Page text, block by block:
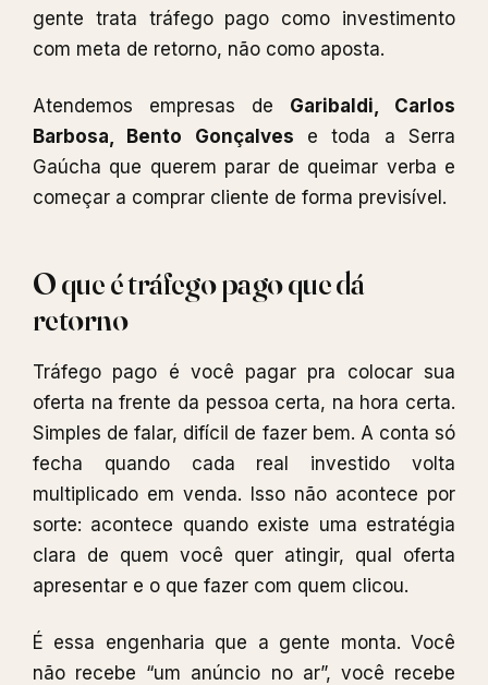
gente trata tráfego pago como investimento
com meta de retorno, não como aposta.
Atendemos empresas de Garibaldi, Carlos
Barbosa, Bento Gonçalves e toda a Serra
Gaúcha que querem parar de queimar verba e
começar a comprar cliente de forma previsível.
O que é tráfego pago que dá
retorno
Tráfego pago é você pagar pra colocar sua
oferta na frente da pessoa certa, na hora certa.
Simples de falar, difícil de fazer bem. A conta só
fecha quando cada real investido volta
multiplicado em venda. Isso não acontece por
sorte: acontece quando existe uma estratégia
clara de quem você quer atingir, qual oferta
apresentar e o que fazer com quem clicou.
É essa engenharia que a gente monta. Você
não recebe “um anúncio no ar”, você recebe